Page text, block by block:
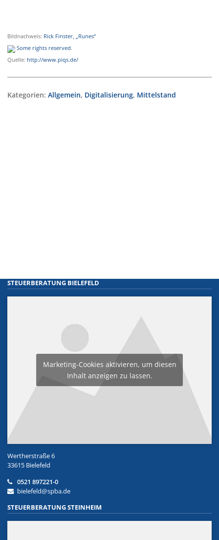
Bildnachweis: Rick Finster, „Runes“
Some rights reserved.
Quelle: http://www.piqs.de/
Kategorien: Allgemein, Digitalisierung, Mittelstand
STEUERBERATUNG BIELEFELD
Marketing-Cookies aktivieren, um diesen
Inhalt anzeigen zu lassen.
Wertherstraße 6
33615 Bielefeld
0521 897221-0
bielefeld@spba.de
STEUERBERATUNG STEINHEIM